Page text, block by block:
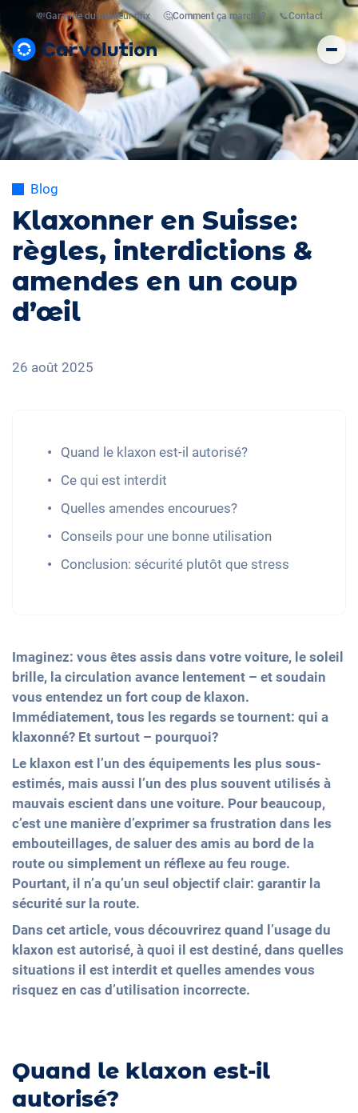
💸Garantie du meilleur prix 🤔Comment ça marche? 📞Contact
Blog
Klaxonner en Suisse:
règles, interdictions &
amendes en un coup
d’œil
26 août 2025
Quand le klaxon est-il autorisé?
Ce qui est interdit
Quelles amendes encourues?
Conseils pour une bonne utilisation
Conclusion: sécurité plutôt que stress
Imaginez: vous êtes assis dans votre voiture, le soleil
brille, la circulation avance lentement – et soudain
vous entendez un fort coup de klaxon.
Immédiatement, tous les regards se tournent: qui a
klaxonné? Et surtout – pourquoi?
Le klaxon est l’un des équipements les plus sous-
estimés, mais aussi l’un des plus souvent utilisés à
mauvais escient dans une voiture. Pour beaucoup,
c’est une manière d’exprimer sa frustration dans les
embouteillages, de saluer des amis au bord de la
route ou simplement un réflexe au feu rouge.
Pourtant, il n’a qu’un seul objectif clair: garantir la
sécurité sur la route.
Dans cet article, vous découvrirez quand l’usage du
klaxon est autorisé, à quoi il est destiné, dans quelles
situations il est interdit et quelles amendes vous
risquez en cas d’utilisation incorrecte.
Quand le klaxon est-il
autorisé?